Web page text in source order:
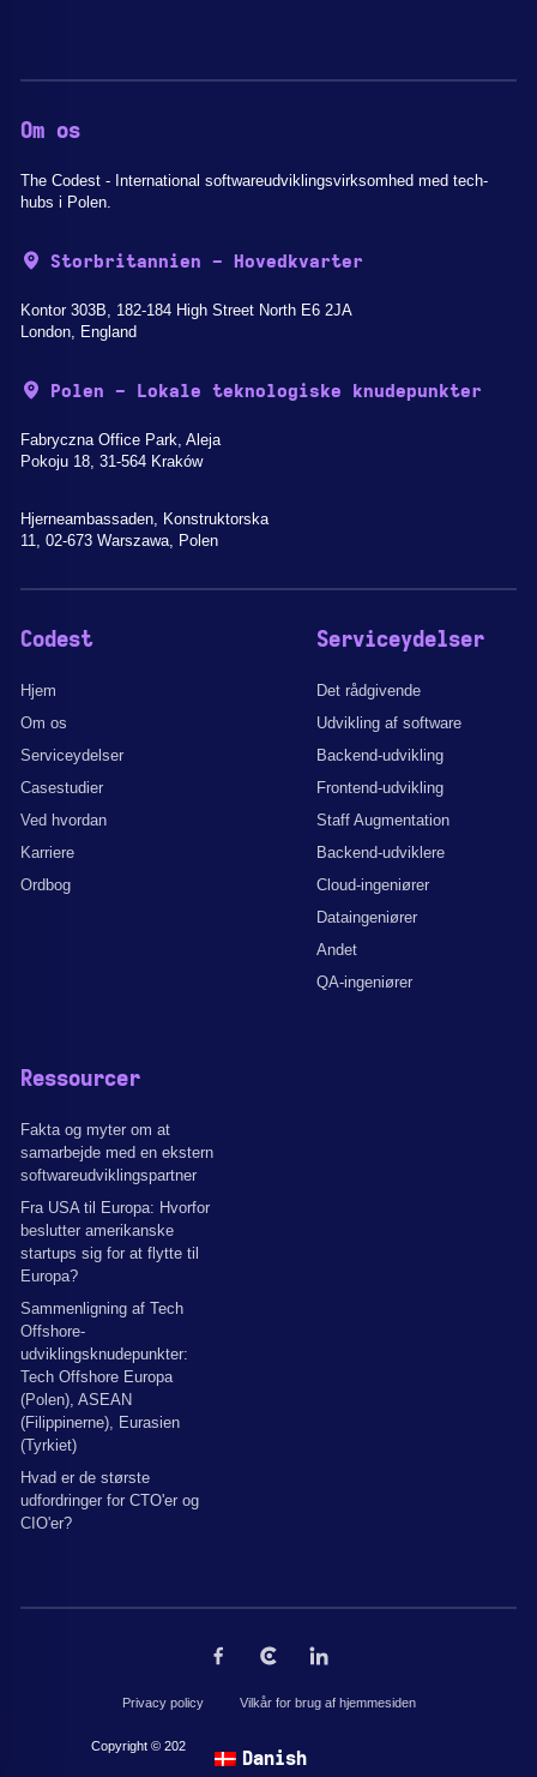
Om os
The Codest - International softwareudviklingsvirksomhed med tech-
hubs i Polen.
Storbritannien - Hovedkvarter
Kontor 303B, 182-184 High Street North E6 2JA
London, England
Polen - Lokale teknologiske knudepunkter
Fabryczna Office Park, Aleja
Pokoju 18, 31-564 Kraków
Hjerneambassaden, Konstruktorska
11, 02-673 Warszawa, Polen
Codest
Hjem
Om os
Serviceydelser
Casestudier
Ved hvordan
Karriere
Ordbog
Serviceydelser
Det rådgivende
Udvikling af software
Backend-udvikling
Frontend-udvikling
Staff Augmentation
Backend-udviklere
Cloud-ingeniører
Dataingeniører
Andet
QA-ingeniører
Ressourcer
Fakta og myter om at
samarbejde med en ekstern
softwareudviklingspartner
Fra USA til Europa: Hvorfor
beslutter amerikanske
startups sig for at flytte til
Europa?
Sammenligning af Tech
Offshore-
udviklingsknudepunkter:
Tech Offshore Europa
(Polen), ASEAN
(Filippinerne), Eurasien
(Tyrkiet)
Hvad er de største
udfordringer for CTO'er og
CIO'er?
Privacy policy Vilkår for brug af hjemmesiden
Copyright © 2026 af The Codest. Alle rettigheder forbeholdes.
Danish